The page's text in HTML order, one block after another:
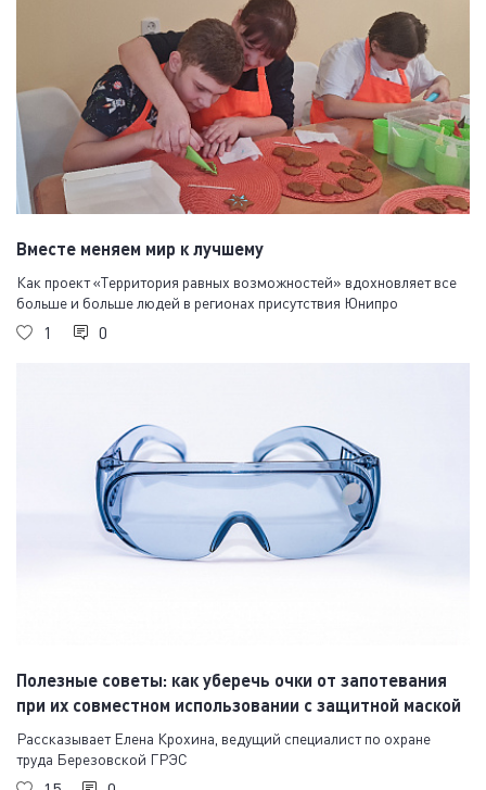
Вместе меняем мир к лучшему
Как проект «Территория равных возможностей» вдохновляет все
больше и больше людей в регионах присутствия Юнипро
1 0
Полезные советы: как уберечь очки от запотевания
при их совместном использовании с защитной маской
Рассказывает Елена Крохина, ведущий специалист по охране
труда Березовской ГРЭС